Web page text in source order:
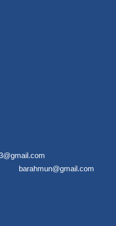
barahmun@gmail.com